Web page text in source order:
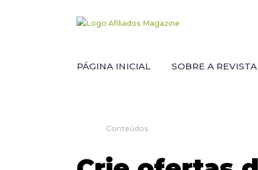
PÁGINA INICIAL SOBRE A REVISTA
Conteúdos